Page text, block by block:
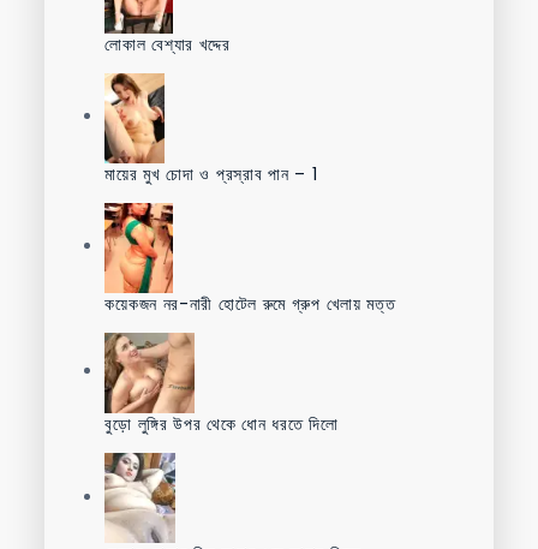
লোকাল বেশ্যার খদ্দের
মায়ের মুখ চোদা ও প্রস্রাব পান – 1
কয়েকজন নর-নারী হোটেল রুমে গ্রুপ খেলায় মত্ত
বুড়ো লুঙ্গির উপর থেকে ধোন ধরতে দিলো